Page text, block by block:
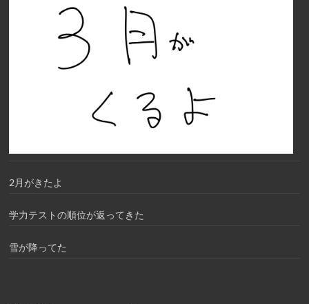
2月がきたよ
学力テストの順位が返ってきた
雪が降ってた